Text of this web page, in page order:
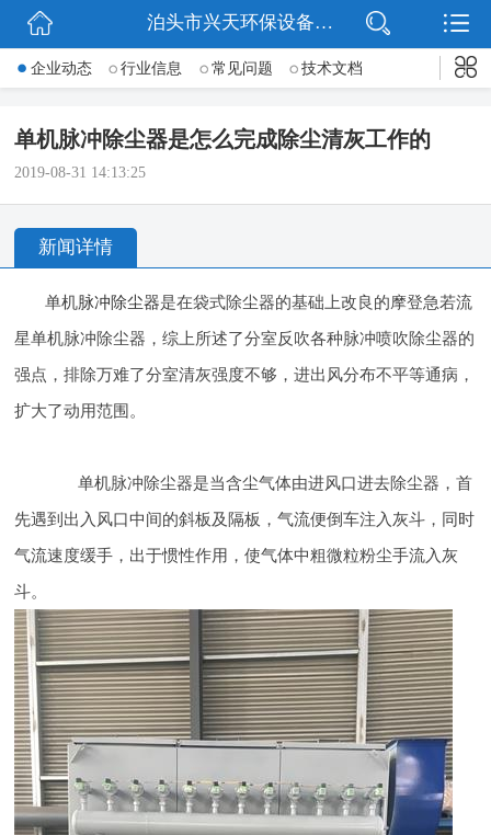
网站首页
新闻动态
联系我们
泊头市兴天环保设备有限公司
企业动态 行业信息 常见问题 技术文档
单机脉冲除尘器是怎么完成除尘清灰工作的
2019-08-31 14:13:25
新闻详情
单机脉冲除尘器是在袋式除尘器的基础上改良的摩登急若流
星单机脉冲除尘器，综上所述了分室反吹各种脉冲喷吹除尘器的
强点，排除万难了分室清灰强度不够，进出风分布不平等通病，
扩大了动用范围。
单机脉冲除尘器是当含尘气体由进风口进去除尘器，首
先遇到出入风口中间的斜板及隔板，气流便倒车注入灰斗，同时
气流速度缓手，出于惯性作用，使气体中粗微粒粉尘手流入灰
斗。